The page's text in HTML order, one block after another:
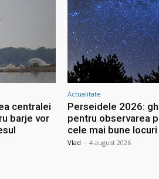
centralei
barje vor
Actualitate
Perseidele 2026:
pentru observarea
cele mai bune
Vlad - 4 august 2026